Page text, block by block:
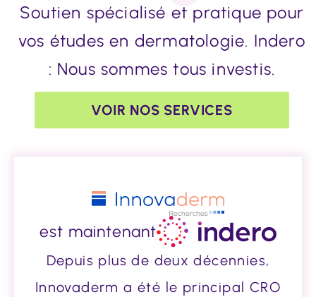
Soutien spécialisé et pratique pour
vos études en dermatologie. Indero
: Nous sommes tous investis.
VOIR NOS SERVICES
est maintenant
Depuis plus de deux décennies,
Innovaderm a été le principal CRO